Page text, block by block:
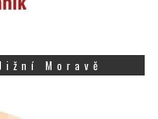
Moravě